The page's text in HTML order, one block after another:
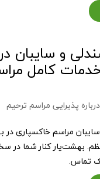
و سایبان
کامل
درباره پذیرایی مراسم ترحیم
مراسم خاکسپاری
بهشت‌یار کنار شما در
تماس.